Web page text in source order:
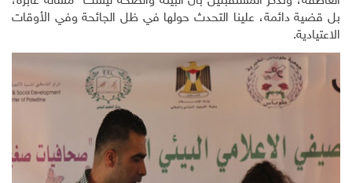
بل قضية دائمة، علينا التحدث حولها في ظل الجائحة وفي الأوقات
الاعتيادية.